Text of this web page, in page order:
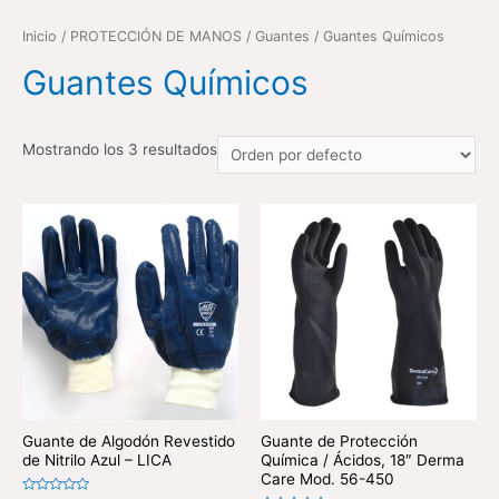
Inicio / PROTECCIÓN DE MANOS / Guantes / Guantes Químicos
Guantes Químicos
Mostrando los 3 resultados
Guante de Algodón Revestido
de Nitrilo Azul – LICA
Guante de Protección
Química / Ácidos, 18″ Derma
Care Mod. 56-450